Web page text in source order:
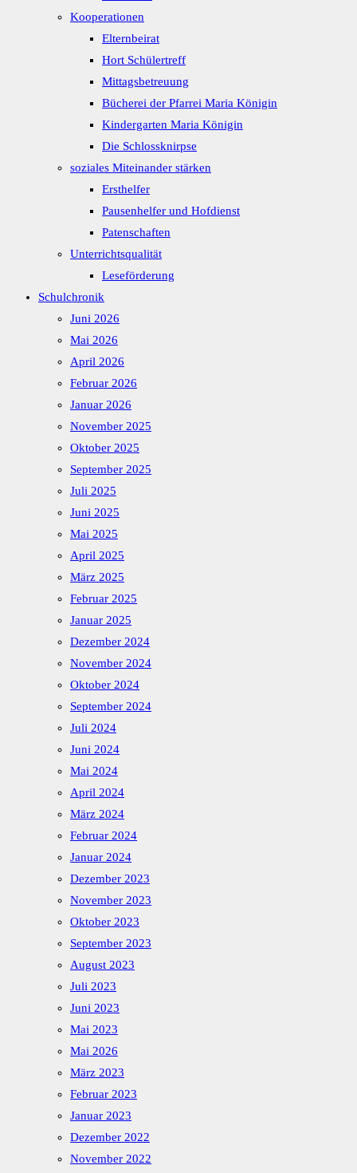
Kooperationen
Elternbeirat
Hort Schülertreff
Mittagsbetreuung
Bücherei der Pfarrei Maria Königin
Kindergarten Maria Königin
Die Schlossknirpse
soziales Miteinander stärken
Ersthelfer
Pausenhelfer und Hofdienst
Patenschaften
Unterrichtsqualität
Leseförderung
Schulchronik
Juni 2026
Mai 2026
April 2026
Februar 2026
Januar 2026
November 2025
Oktober 2025
September 2025
Juli 2025
Juni 2025
Mai 2025
April 2025
März 2025
Februar 2025
Januar 2025
Dezember 2024
November 2024
Oktober 2024
September 2024
Juli 2024
Juni 2024
Mai 2024
April 2024
März 2024
Februar 2024
Januar 2024
Dezember 2023
November 2023
Oktober 2023
September 2023
August 2023
Juli 2023
Juni 2023
Mai 2023
Mai 2026
März 2023
Februar 2023
Januar 2023
Dezember 2022
November 2022